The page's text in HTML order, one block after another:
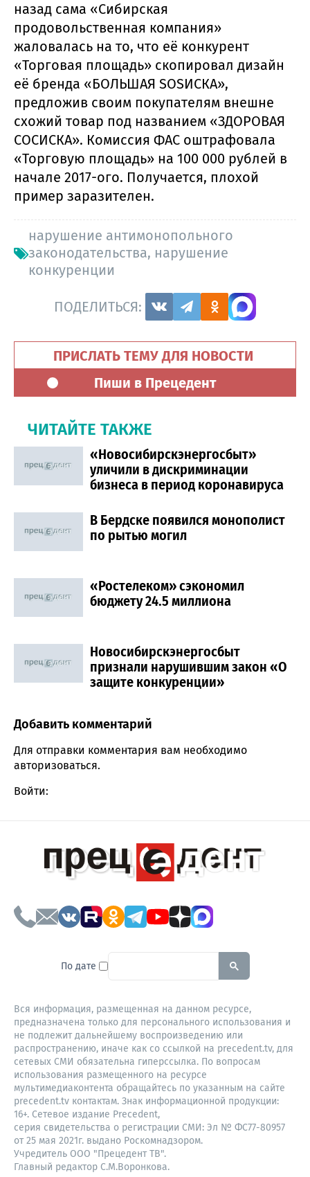
назад сама «Сибирская
продовольственная компания»
жаловалась на то, что её конкурент
«Торговая площадь» скопировал дизайн
её бренда «БОЛЬШАЯ SOSИСКА»,
предложив своим покупателям внешне
схожий товар под названием «ЗДОРОВАЯ
СОСИСКА». Комиссия ФАС оштрафовала
«Торговую площадь» на 100 000 рублей в
начале 2017-ого. Получается, плохой
пример заразителен.
нарушение антимонопольного
законодательства, нарушение
конкуренции
ПОДЕЛИТЬСЯ:
ПРИСЛАТЬ ТЕМУ ДЛЯ НОВОСТИ
Пиши в Прецедент
ЧИТАЙТЕ ТАКЖЕ
«Новосибирскэнергосбыт»
уличили в дискриминации
бизнеса в период коронавируса
В Бердске появился монополист
по рытью могил
«Ростелеком» сэкономил
бюджету 24.5 миллиона
Новосибирскэнергосбыт
признали нарушившим закон «О
защите конкуренции»
Comment section
Добавить комментарий
Для отправки комментария вам необходимо
авторизоваться.
Войти:
По дате To search this site, enter a
Вся информация, размещенная на данном ресурсе,
предназначена только для персонального использования и
не подлежит дальнейшему воспроизведению или
распространению, иначе как со ссылкой на precedent.tv, для
сетевых СМИ обязательна гиперссылка. По вопросам
использования размещенного на ресурсе
мультимедиаконтента обращайтесь по указанным на сайте
precedent.tv контактам. Знак информационной продукции:
16+. Сетевое издание Precedent,
серия свидетельства о регистрации СМИ: Эл № ФС77-80957
от 25 мая 2021г. выдано Роскомнадзором.
Учредитель ООО "Прецедент ТВ".
Главный редактор С.М.Воронкова.